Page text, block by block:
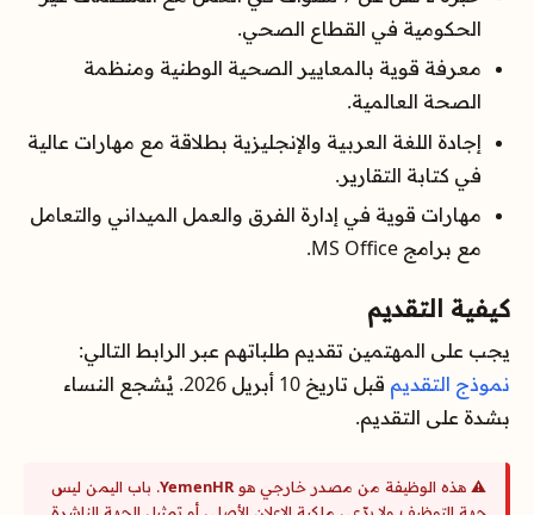
الحكومية في القطاع الصحي.
معرفة قوية بالمعايير الصحية الوطنية ومنظمة
الصحة العالمية.
إجادة اللغة العربية والإنجليزية بطلاقة مع مهارات عالية
في كتابة التقارير.
مهارات قوية في إدارة الفرق والعمل الميداني والتعامل
مع برامج MS Office.
كيفية التقديم
يجب على المهتمين تقديم طلباتهم عبر الرابط التالي:
نموذج التقديم
قبل تاريخ 10 أبريل 2026. يُشجع النساء
بشدة على التقديم.
⚠️ هذه الوظيفة من مصدر خارجي هو YemenHR. باب اليمن ليس